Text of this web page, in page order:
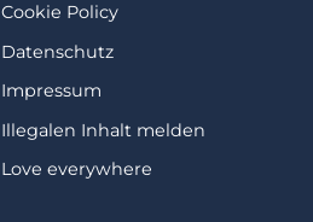
Cookie Policy
Datenschutz
Impressum
Illegalen Inhalt melden
Love everywhere